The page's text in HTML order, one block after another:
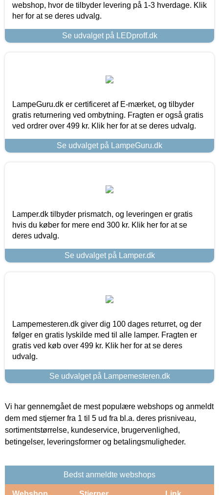
webshop, hvor de tilbyder levering på 1-3 hverdage. Klik
her for at se deres udvalg.
Se udvalget på LEDproff.dk
LampeGuru.dk er certificeret af E-mærket, og tilbyder
gratis returnering ved ombytning. Fragten er også gratis
ved ordrer over 499 kr. Klik her for at se deres udvalg.
Se udvalget på LampeGuru.dk
Lamper.dk tilbyder prismatch, og leveringen er gratis
hvis du køber for mere end 300 kr. Klik her for at se
deres udvalg.
Se udvalget på Lamper.dk
Lampemesteren.dk giver dig 100 dages returret, og der
følger en gratis lyskilde med til alle lamper. Fragten er
gratis ved køb over 499 kr. Klik her for at se deres
udvalg.
Se udvalget på Lampemesteren.dk
Vi har gennemgået de mest populære webshops og anmeldt
dem med stjerner fra 1 til 5 ud fra bl.a. deres prisniveau,
sortimentstørrelse, kundeservice, brugervenlighed,
betingelser, leveringsformer og betalingsmuligheder.
Bedst anmeldte webshops